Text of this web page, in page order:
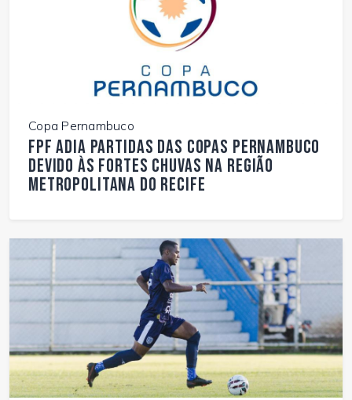
Copa Pernambuco
FPF adia partidas das Copas Pernambuco
devido às fortes chuvas na Região
Metropolitana do Recife